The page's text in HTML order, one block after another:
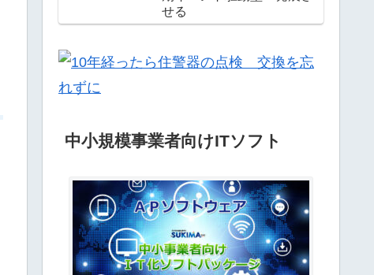
せる
中小規模事業者向けITソフト